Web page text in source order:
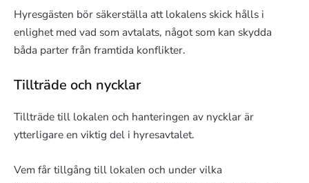
Hyresgästen bör säkerställa att lokalens skick hålls i
enlighet med vad som avtalats, något som kan skydda
båda parter från framtida konflikter.
Tillträde och nycklar
Tillträde till lokalen och hanteringen av nycklar är
ytterligare en viktig del i hyresavtalet.
Vem får tillgång till lokalen och under vilka